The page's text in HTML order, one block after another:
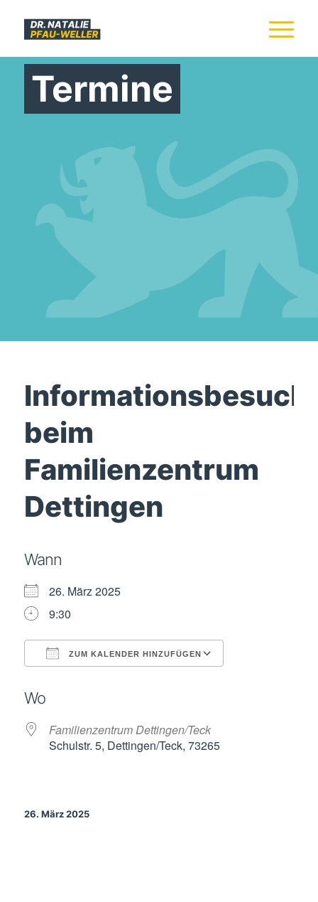
Termine
Informationsbesuch
beim
Familienzentrum
Dettingen
Wann
26. März 2025
9:30
ZUM KALENDER HINZUFÜGEN
Wo
Familienzentrum Dettingen/Teck
Schulstr. 5, Dettingen/Teck, 73265
26. März 2025